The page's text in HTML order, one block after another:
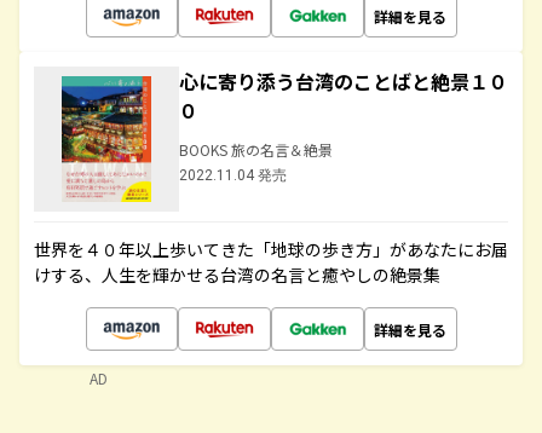
詳細を見る
心に寄り添う台湾のことばと絶景１０
０
BOOKS 旅の名言＆絶景
2022.11.04 発売
世界を４０年以上歩いてきた「地球の歩き方」があなたにお届
けする、人生を輝かせる台湾の名言と癒やしの絶景集
詳細を見る
AD